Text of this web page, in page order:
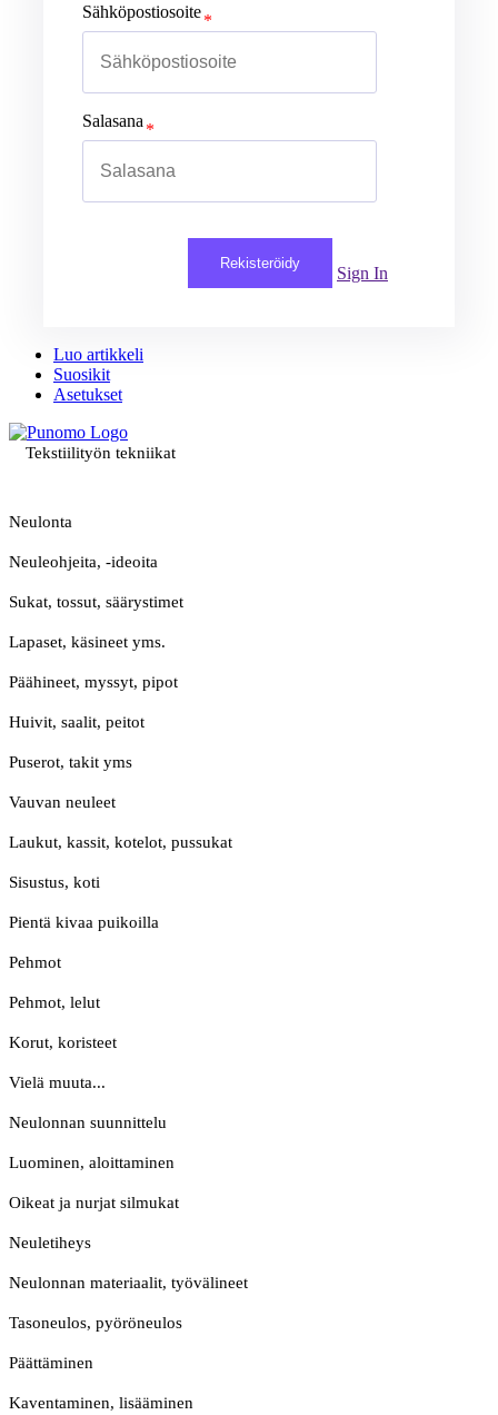
Sähköpostiosoite
Salasana
Rekisteröidy
Sign In
Luo artikkeli
Suosikit
Asetukset
Tekstiilityön tekniikat
Neulonta
Neuleohjeita, -ideoita
Sukat, tossut, säärystimet
Lapaset, käsineet yms.
Päähineet, myssyt, pipot
Huivit, saalit, peitot
Puserot, takit yms
Vauvan neuleet
Laukut, kassit, kotelot, pussukat
Sisustus, koti
Pientä kivaa puikoilla
Pehmot
Pehmot, lelut
Korut, koristeet
Vielä muuta...
Neulonnan suunnittelu
Luominen, aloittaminen
Oikeat ja nurjat silmukat
Neuletiheys
Neulonnan materiaalit, työvälineet
Tasoneulos, pyöröneulos
Päättäminen
Kaventaminen, lisääminen